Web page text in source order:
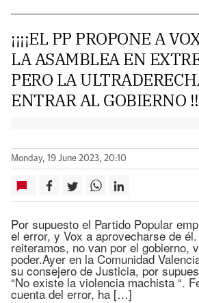
¡¡¡¡EL PP PROPONE A
LA ASAMBLEA EN
PERO LA
ENTRAR AL GOBIERNO
Monday, 19 June 2023, 20:10
Por supuesto el Partido Popular
el error, y Vox a aprovecharse de
reiteramos, no van por el gobierno,
poder.Ayer en la Comunidad
su consejero de Justicia, por
“No existe la violencia machista “.
cuenta del error, ha […]